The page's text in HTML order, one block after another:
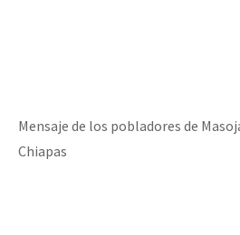
Mensaje de los pobladores de
Chiapas